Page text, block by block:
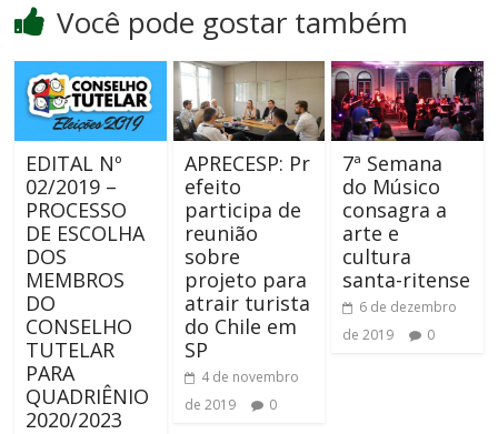
Você pode gostar também
EDITAL Nº
02/2019 –
PROCESSO
DE ESCOLHA
DOS
MEMBROS
DO
CONSELHO
TUTELAR
PARA
QUADRIÊNIO
2020/2023
APRECESP: Pr
efeito
participa de
reunião
sobre
projeto para
atrair turista
do Chile em
SP
4 de novembro
de 2019
0
7ª Semana
do Músico
consagra a
arte e
cultura
santa-ritense
6 de dezembro
de 2019
0